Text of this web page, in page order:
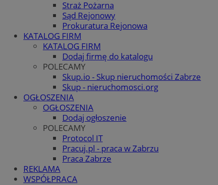
Straż Pożarna
Sąd Rejonowy
Prokuratura Rejonowa
KATALOG FIRM
KATALOG FIRM
Dodaj firmę do katalogu
POLECAMY
Skup.io - Skup nieruchomości Zabrze
Skup - nieruchomosci.org
OGŁOSZENIA
OGŁOSZENIA
Dodaj ogłoszenie
POLECAMY
Protocol IT
Pracuj.pl - praca w Zabrzu
Praca Zabrze
REKLAMA
WSPÓŁPRACA